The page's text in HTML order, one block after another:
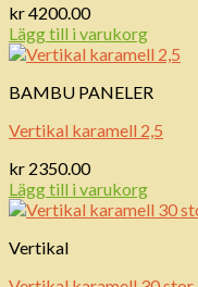
kr4200.00
Lägg till i varukorg
BAMBU PANELER
Vertikal karamell 2,5
kr 2350.00
Lägg till i varukorg
Vertikal